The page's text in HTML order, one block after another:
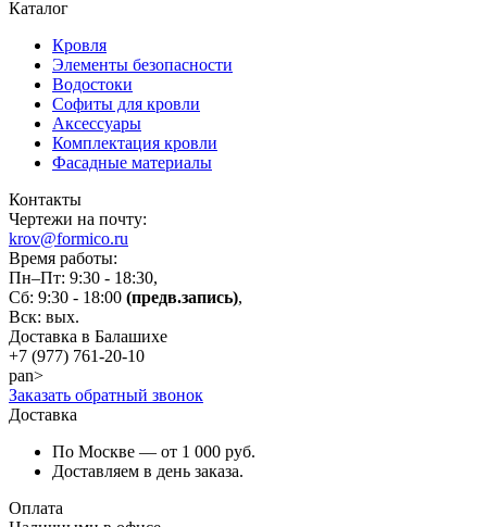
Каталог
Кровля
Элементы безопасности
Водостоки
Софиты для кровли
Аксессуары
Комплектация кровли
Фасадные материалы
Контакты
Чертежи на почту:
krov@formico.ru
Время работы:
Пн–Пт: 9:30 - 18:30,
Сб: 9:30 - 18:00 (предв.запись),
Вск: вых.
Доставка в Балашихе
+7 (977) 761-20-10
pan>
Заказать обратный звонок
Доставка
По Москве — от 1 000 руб.
Доставляем в день заказа.
Оплата